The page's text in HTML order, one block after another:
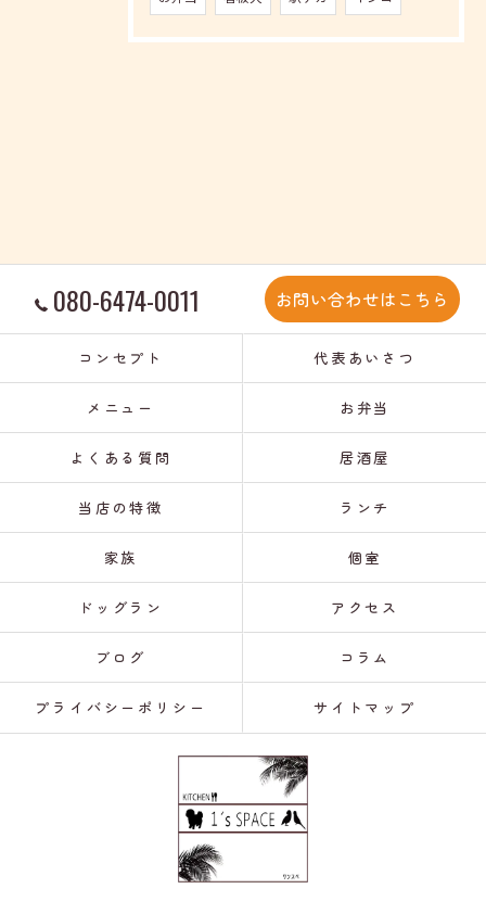
080-6474-0011 お問い合わせはこちら
コンセプト 代表あいさつ
メニュー お弁当
よくある質問 居酒屋
当店の特徴 ランチ
家族 個室
ドッグラン アクセス
ブログ コラム
プライバシーポリシー サイトマップ